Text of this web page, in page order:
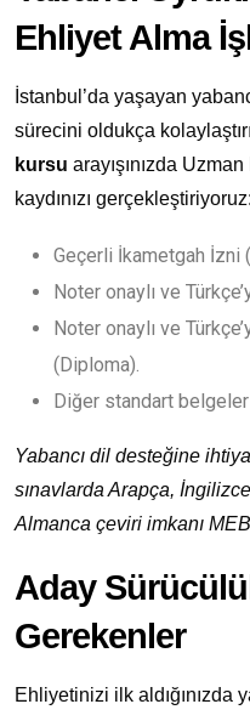
Ehliyet Alma
İstanbul’da yaşayan
sürecini oldukça
kursu arayışınızda
kaydınızı gerçekleştiriyoruz:
Geçerli İkametgah İzni
Noter onaylı ve
Noter onaylı ve
(Diploma).
Diğer standart
Yabancı dil desteğine
sınavlarda Arapça,
Almanca çeviri imkanı
Aday
Gerekenler
Ehliyetinizi ilk aldığınızda